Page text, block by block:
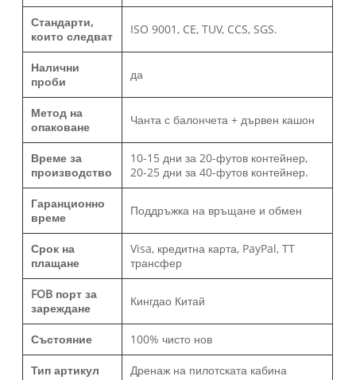
Стандарти,
които следват
ISO 9001, CE, TUV, CCS, SGS.
Налични
проби
да
Метод на
опаковане
Чанта с балончета + дървен кашон
Време за
производство
10-15 дни за 20-футов контейнер,
20-25 дни за 40-футов контейнер.
Гаранционно
време
Поддръжка на връщане и обмен
Срок на
плащане
Visa, кредитна карта, PayPal, TT
трансфер
FOB порт за
зареждане
Кингдао Китай
Състояние 100% чисто нов
Тип артикул Дренаж на пилотската кабина